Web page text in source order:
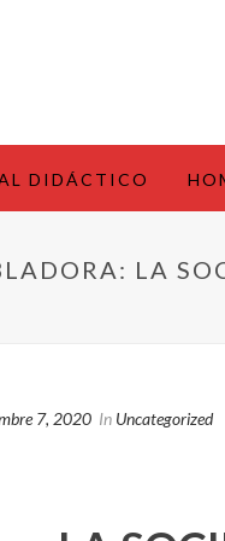
DIDÁCTICO
LA
7, 2020 In Uncategorized